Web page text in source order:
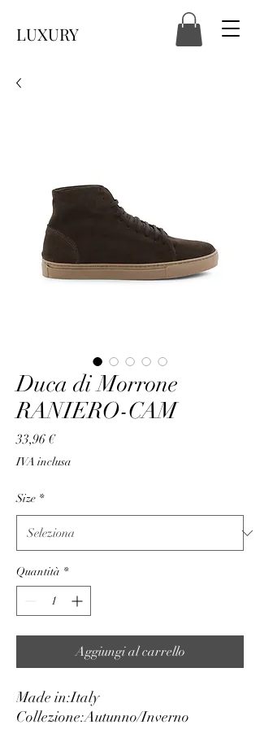
LUXURY
Duca di Morrone
RANIERO-CAM
33,96 €Prezzo
IVA inclusa
Size *
Quantità *
Aggiungi al carrello
Made in:Italy
Collezione:Autunno/Inverno